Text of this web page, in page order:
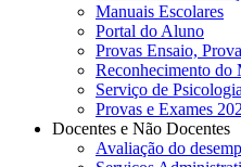
Manuais Escolares
Portal do Aluno
Provas Ensaio,
Reconhecimento do
Serviço de
Provas e Exames
Docentes e Não Docentes
Avaliação do